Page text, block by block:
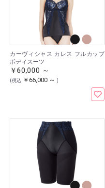
カーヴィシャス カレス フルカップ
ボディスーツ
￥60,000 ～
(税込 ￥66,000 ～ )